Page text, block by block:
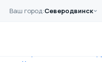
Ваш город:Северодвинск
Главная